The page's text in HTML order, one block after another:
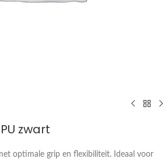
zwart
optimale grip en flexibiliteit. Ideaal voor